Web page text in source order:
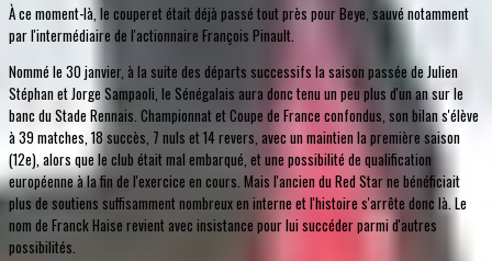
À ce moment-là, le couperet était déjà passé tout près pour Beye, sauvé notamment
par l'intermédiaire de l'actionnaire François Pinault.
Nommé le 30 janvier, à la suite des départs successifs la saison passée de Julien
Stéphan et Jorge Sampaoli, le Sénégalais aura donc tenu un peu plus d'un an sur le
banc du Stade Rennais. Championnat et Coupe de France confondus, son bilan s'élève
à 39 matches, 18 succès, 7 nuls et 14 revers, avec un maintien la première saison
(12e), alors que le club était mal embarqué, et une possibilité de qualification
européenne à la fin de l'exercice en cours. Mais l'ancien du Red Star ne bénéficiait
plus de soutiens suffisamment nombreux en interne et l'histoire s'arrête donc là. Le
nom de Franck Haise revient avec insistance pour lui succéder parmi d'autres
possibilités.